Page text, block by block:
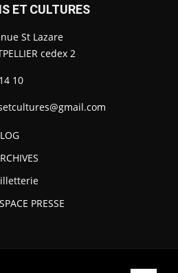
ET CULTURES
St Lazare
cedex 2
10
PRESSE